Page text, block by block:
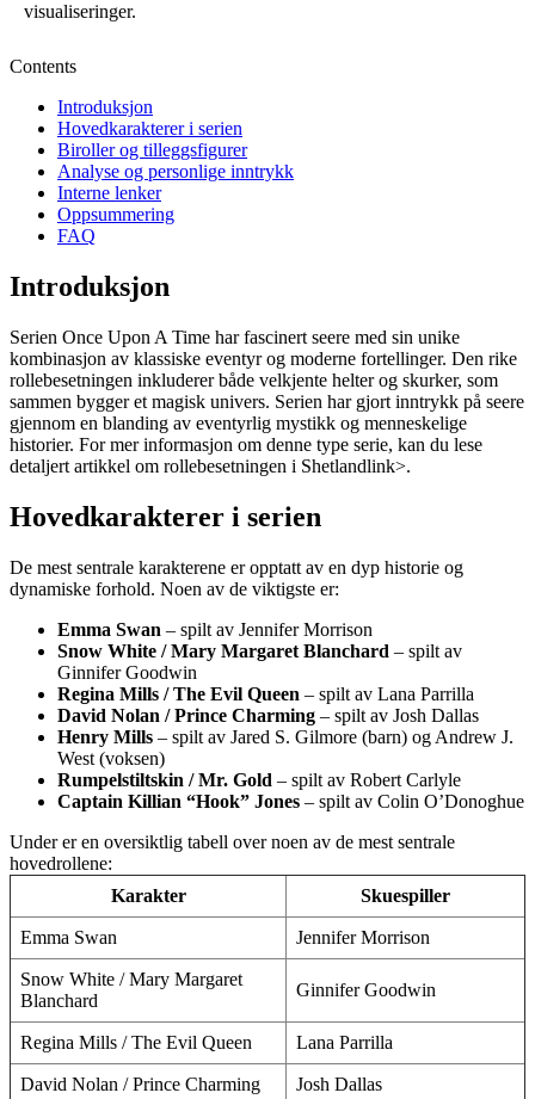
visualiseringer.
Contents
Introduksjon
Hovedkarakterer i serien
Biroller og tilleggsfigurer
Analyse og personlige inntrykk
Interne lenker
Oppsummering
FAQ
Introduksjon
Serien Once Upon A Time har fascinert seere med sin unike
kombinasjon av klassiske eventyr og moderne fortellinger. Den rike
rollebesetningen inkluderer både velkjente helter og skurker, som
sammen bygger et magisk univers. Serien har gjort inntrykk på seere
gjennom en blanding av eventyrlig mystikk og menneskelige
historier. For mer informasjon om denne type serie, kan du lese
detaljert artikkel om rollebesetningen i Shetlandlink>.
Hovedkarakterer i serien
De mest sentrale karakterene er opptatt av en dyp historie og
dynamiske forhold. Noen av de viktigste er:
Emma Swan – spilt av Jennifer Morrison
Snow White / Mary Margaret Blanchard – spilt av
Ginnifer Goodwin
Regina Mills / The Evil Queen – spilt av Lana Parrilla
David Nolan / Prince Charming – spilt av Josh Dallas
Henry Mills – spilt av Jared S. Gilmore (barn) og Andrew J.
West (voksen)
Rumpelstiltskin / Mr. Gold – spilt av Robert Carlyle
Captain Killian “Hook” Jones – spilt av Colin O’Donoghue
Under er en oversiktlig tabell over noen av de mest sentrale
hovedrollene:
Karakter
Skuespiller
Emma Swan Jennifer Morrison
Snow White / Mary Margaret
Blanchard
Ginnifer Goodwin
Regina Mills / The Evil Queen Lana Parrilla
David Nolan / Prince Charming Josh Dallas